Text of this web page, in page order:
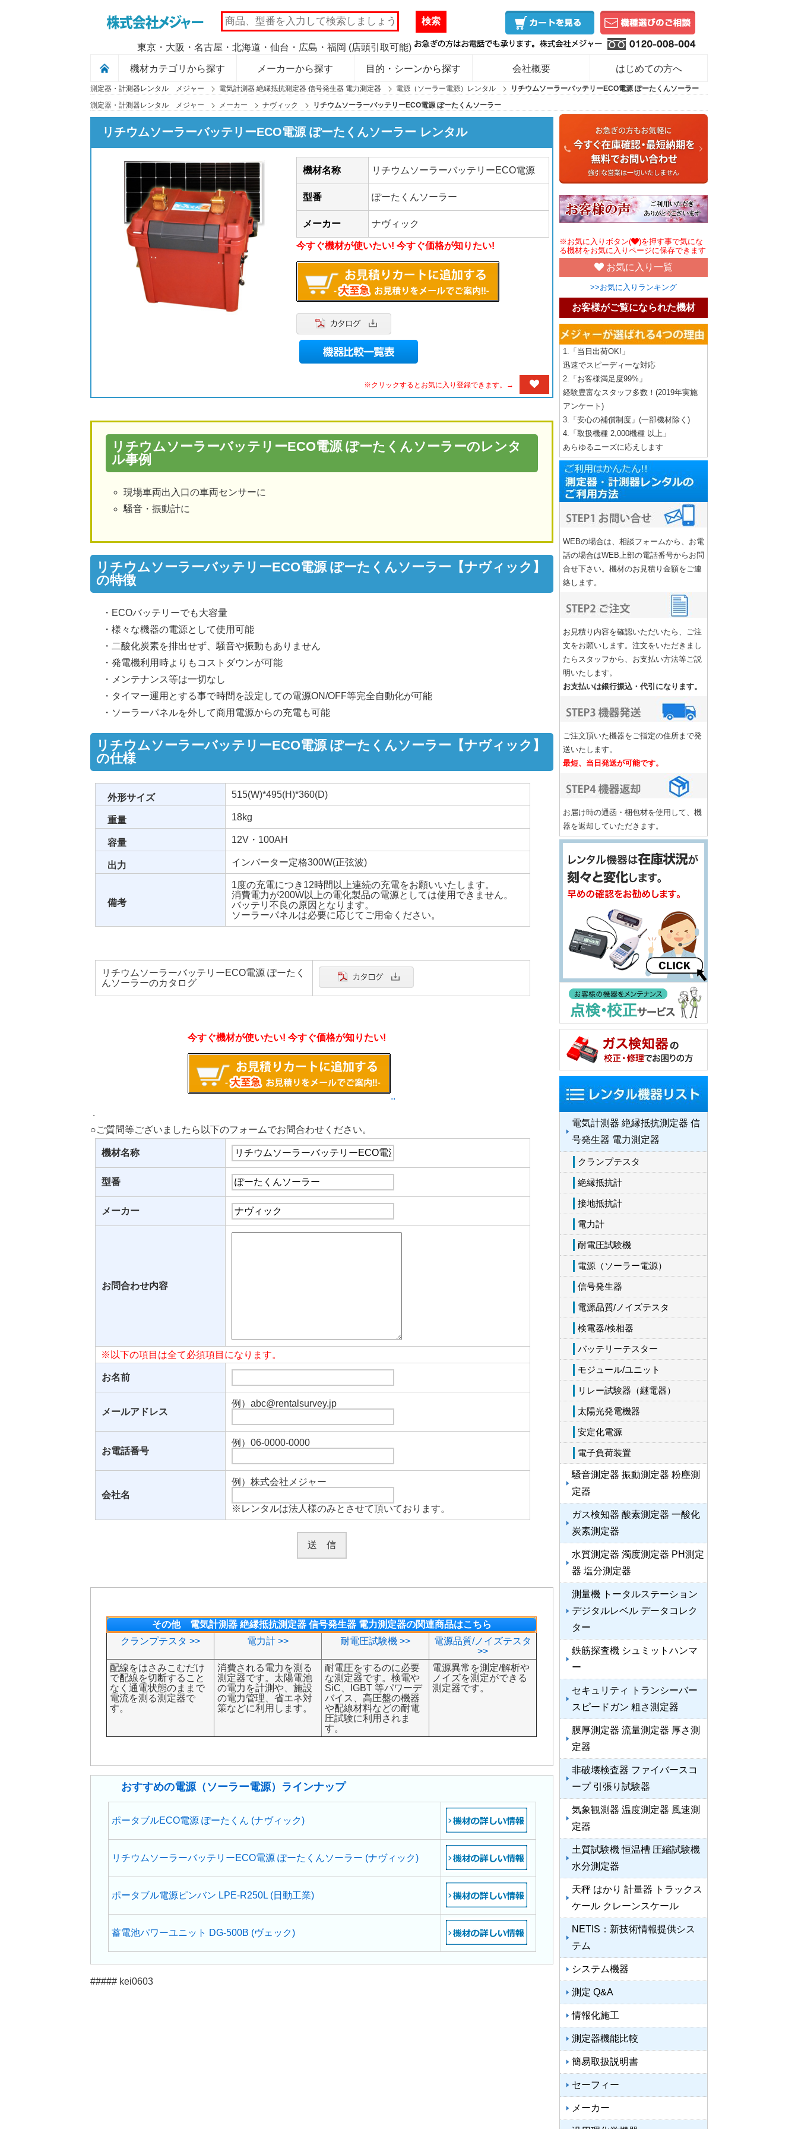
MAJOR 検索
東京・大阪・名古屋・北海道・仙台・広島・福岡 (店頭引取可能)
機材カテゴリから探す メーカーから探す 目的・シーンから探す 会社概要 はじめての方へ
測定器・計測器レンタル メジャー 電気計測器 絶縁抵抗測定器 信号発生器 電力測定器 電源（ソーラー電源）レンタル
リチウムソーラーバッテリーECO電源 ぽーたくんソーラー
測定器・計測器レンタル メジャー
メーカー ナヴィック リチウムソーラーバッテリーECO電源 ぽーたくんソーラー
リチウムソーラーバッテリーECO電源 ぽーたくんソーラー レンタル
機材名称 リチウムソーラーバッテリーECO電源
型番 ぽーたくんソーラー
メーカー ナヴィック
今すぐ機材が使いたい! 今すぐ価格が知りたい!
※クリックするとお気に入り登録できます。→
リチウムソーラーバッテリーECO電源 ぽーたくんソーラーのレンタ
ル事例
現場車両出入口の車両センサーに
騒音・振動計に
リチウムソーラーバッテリーECO電源 ぽーたくんソーラー【ナヴィック】
の特徴
・ECOバッテリーでも大容量
・様々な機器の電源として使用可能
・二酸化炭素を排出せず、騒音や振動もありません
・発電機利用時よりもコストダウンが可能
・メンテナンス等は一切なし
・タイマー運用とする事で時間を設定しての電源ON/OFF等完全自動化が可能
・ソーラーパネルを外して商用電源からの充電も可能
リチウムソーラーバッテリーECO電源 ぽーたくんソーラー【ナヴィック】
の仕様
外形サイズ 515(W)*495(H)*360(D)
重量 18kg
容量 12V・100AH
出力 インバーター定格300W(正弦波)
備考
1度の充電につき12時間以上連続の充電をお願いいたします。
消費電力が200W以上の電化製品の電源としては使用できません。
バッテリ不良の原因となります。
ソーラーパネルは必要に応じてご用命ください。
リチウムソーラーバッテリーECO電源 ぽーたく
んソーラーのカタログ
今すぐ機材が使いたい! 今すぐ価格が知りたい!
..
.
○ご質問等ございましたら以下のフォームでお問合わせください。
機材名称
型番
メーカー
お問合わせ内容
※以下の項目は全て必須項目になります。
お名前
メールアドレス
例）abc@rentalsurvey.jp
お電話番号
例）06-0000-0000
会社名
例）株式会社メジャー
※レンタルは法人様のみとさせて頂いております。
その他 電気計測器 絶縁抵抗測定器 信号発生器 電力測定器の関連商品はこちら
クランプテスタ >>
電力計 >> 耐電圧試験機 >>
電源品質/ノイズテスタ
>>
配線をはさみこむだけ
で配線を切断すること
なく通電状態のままで
電流を測る測定器で
す。
消費される電力を測る
測定器です。太陽電池
の電力を計測や、施設
の電力管理、省エネ対
策などに利用します。
耐電圧をするのに必要
な測定器です。検電や
SiC、IGBT 等パワーデ
バイス、高圧盤の機器
や配線材料などの耐電
圧試験に利用されま
す。
電源異常を測定/解析や
ノイズを測定ができる
測定器です。
おすすめの電源（ソーラー電源）ラインナップ
ポータブルECO電源 ぽーたくん (ナヴィック)
リチウムソーラーバッテリーECO電源 ぽーたくんソーラー (ナヴィック)
ポータブル電源ピンバン LPE-R250L (日動工業)
蓄電池パワーユニット DG-500B (ヴェック)
##### kei0603
※お気に入りボタン(
)を押す事で気にな
る機材をお気に入りページに保存できます
お気に入り一覧
>>お気に入りランキング
お客様がご覧になられた機材
1.「当日出荷OK!」
迅速でスピーディーな対応
2.「お客様満足度99%」
経験豊富なスタッフ多数！(2019年実施
アンケート)
3.「安心の補償制度」(一部機材除く)
4.「取扱機種 2,000機種 以上」
あらゆるニーズに応えします
WEBの場合は、相談フォームから、お電
話の場合はWEB上部の電話番号からお問
合せ下さい。機材のお見積り金額をご連
絡します。
お見積り内容を確認いただいたら、ご注
文をお願いします。注文をいただきまし
たらスタッフから、お支払い方法等ご説
明いたします。
お支払いは銀行振込・代引になります。
ご注文頂いた機器をご指定の住所まで発
送いたします。
最短、当日発送が可能です。
お届け時の通函・梱包材を使用して、機
器を返却していただきます。
電気計測器 絶縁抵抗測定器 信
号発生器 電力測定器
クランプテスタ
絶縁抵抗計
接地抵抗計
電力計
耐電圧試験機
電源（ソーラー電源）
信号発生器
電源品質/ノイズテスタ
検電器/検相器
バッテリーテスター
モジュール/ユニット
リレー試験器（継電器）
太陽光発電機器
安定化電源
電子負荷装置
騒音測定器 振動測定器 粉塵測
定器
ガス検知器 酸素測定器 一酸化
炭素測定器
水質測定器 濁度測定器 PH測定
器 塩分測定器
測量機 トータルステーション
デジタルレベル データコレク
ター
鉄筋探査機 シュミットハンマ
ー
セキュリティ トランシーバー
スピードガン 粗さ測定器
膜厚測定器 流量測定器 厚さ測
定器
非破壊検査器 ファイバースコ
ープ 引張り試験器
気象観測器 温度測定器 風速測
定器
土質試験機 恒温槽 圧縮試験機
水分測定器
天秤 はかり 計量器 トラックス
ケール クレーンスケール
NETIS：新技術情報提供シス
テム
システム機器
測定 Q&A
情報化施工
測定器機能比較
簡易取扱説明書
セーフィー
メーカー